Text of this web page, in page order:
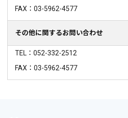
FAX：03-5962-4577
その他に関するお問い合わせ
TEL：052-332-2512
FAX：03-5962-4577